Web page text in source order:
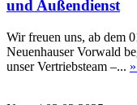
und Außendienst
Wir freuen uns, ab dem
Neuenhauser Vorwald
unser Vertriebsteam –...